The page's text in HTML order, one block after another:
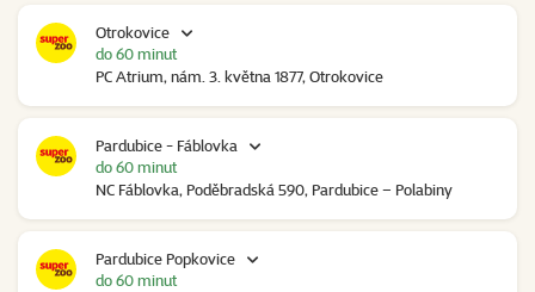
Otrokovice
PC Atrium, nám. 3. května 1877, Otrokovice
do 60 minut
Pardubice - Fáblovka
NC Fáblovka, Poděbradská 590, Pardubice – Polabiny
do 60 minut
Pardubice Popkovice
do 60 minut